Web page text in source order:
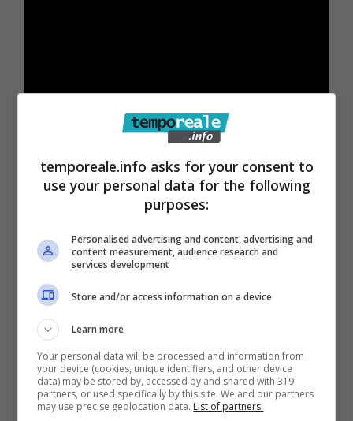
temporeale.info asks for your consent to
use your personal data for the following
purposes:
Personalised advertising and content, advertising and
content measurement, audience research and
services development
Store and/or access information on a device
Learn more
Your personal data will be processed and information from
your device (cookies, unique identifiers, and other device
data) may be stored by, accessed by and shared with 319
partners, or used specifically by this site. We and our partners
may use precise geolocation data. List of partners.